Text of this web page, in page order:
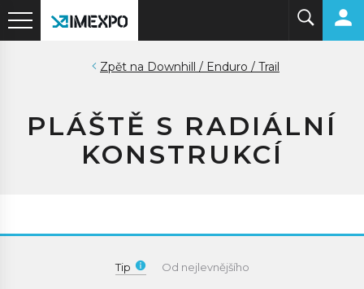
Downhill / Enduro / Trail
PLÁŠTĚ S RADIÁLNÍ
KONSTRUKCÍ
Tip Od nejlevnějšího